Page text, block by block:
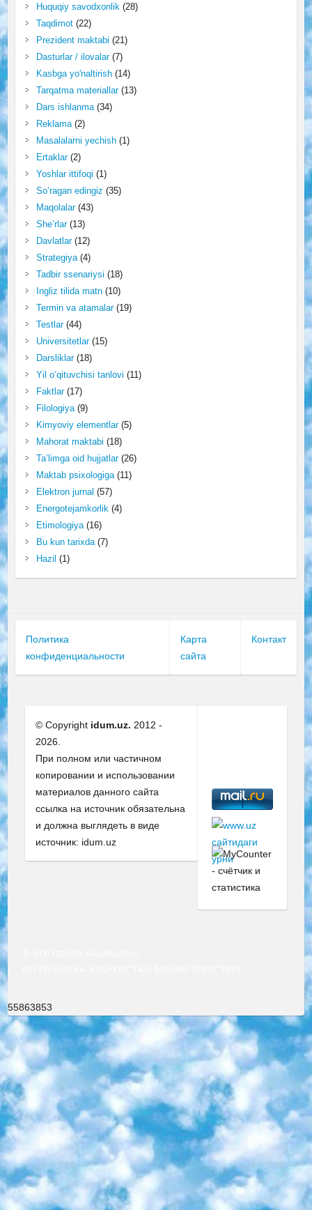
Huquqiy savodxonlik (28)
Taqdimot(22)
Prezident maktabi (21)
Dasturlar / ilovalar(7)
Kasbga yo'naltirish(14)
Tarqatma materiallar(13)
Dars ishlanma(34)
Reklama(2)
Masalalarni yechish(1)
Ertaklar(2)
Yoshlar ittifoqi (1)
So‘ragan edingiz (35)
Maqolalar(43)
She’rlar(13)
Davlatlar(12)
Strategiya(4)
Tadbir ssenariysi (18)
Ingliz tilida matn(10)
Termin va atamalar(19)
Testlar(44)
Universitetlar(15)
Darsliklar(18)
Yil o‘qituvchisi tanlovi (11)
Faktlar(17)
Filologiya(9)
Kimyoviy elementlar(5)
Mahorat maktabi (18)
Ta’limga oid hujjatlar(26)
Maktab psixologiga(11)
Elektron jurnal (57)
Energotejamkorlik (4)
Etimologiya(16)
Bu kun tarixda(7)
Hazil (1)
Политика
конфиденциальности
Карта
сайта
Контакт
© Copyright idum.uz. 2012 -
2026.
При полном или частичном
копировании и использовании
материалов данного сайта
ссылка на источник обязательна
и должна выглядеть в виде
источник: idum.uz
55863853